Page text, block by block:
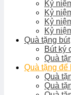
Kỷ
Kỷ
Kỷ
Kỷ
Quà tặng bút
Bút ký
Quà
Quà tặng để
Quà
Quà